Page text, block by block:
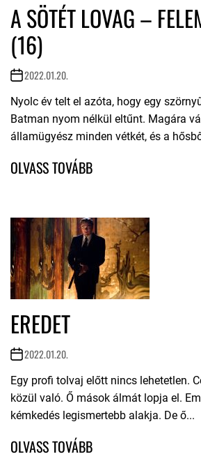
A SÖTÉT LOVAG –
(16)
2022.01.20.
Nyolc év telt el azóta, hogy egy
Batman nyom nélkül eltűnt. Magára
államügyész minden vétkét, és a
EREDET
2022.01.20.
Egy profi tolvaj előtt nincs lehetetlen.
közül való. Ő mások álmát lopja el.
kémkedés legismertebb alakja. De ő...